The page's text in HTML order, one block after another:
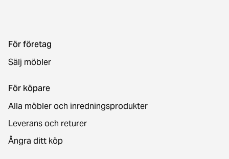
För företag
Sälj möbler
För köpare
Alla möbler och inredningsprodukter
Leverans och returer
Ångra ditt köp